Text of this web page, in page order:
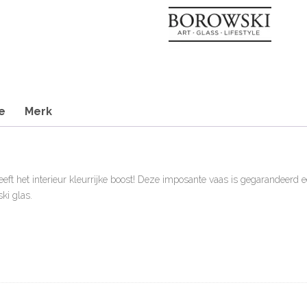
Merk
het interieur kleurrijke boost! Deze imposante vaas is gegarandeerd
glas.